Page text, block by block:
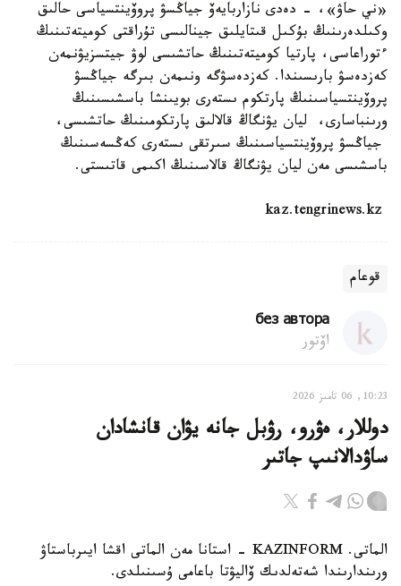
«ني حاۋ»، - دەدى نازاربايەۆ جياڭسۋ پروۆينتسياسى حالىق
وكىلدەرىنىڭ بۇكىل قىتايلىق جينالىسى تۇراقتى كوميتەتىنىڭ
ءتوراعاسى، پارتيا كوميتەتىنىڭ حاتشىسى لوۋ جيتسزيۋنمەن
كەزدەسۋ بارىسىندا. كەزدەسۋگە ونىمەن بىرگە جياڭسۋ
پروۆينتسياسىنىڭ پارتكوم ىستەرى بويىنشا باسشىسىنىڭ
ورىنباسارى، ليان يۋنگاڭ قالالىق پارتكومىنىڭ حاتشىسى،
جياڭسۋ پروۆينتسياسىنىڭ سىرتقى ىستەرى كەڭسەسىنىڭ
باسشىسى مەن ليان يۋنگاڭ قالاسىنىڭ اكىمى قاتىستى.
قوعام
без автора
اۆتور
10:23, 06 تامىز 2026
دوللار، ەۋرو، رۋبل جانە يۋان قانشادان
ساۋدالانىپ جاتىر
الماتى. KAZINFORM - استانا مەن الماتى اقشا ايىرباستاۋ
ورىندارىندا شەتەلدىك ۆاليۋتا باعامى ۇسىنىلدى.